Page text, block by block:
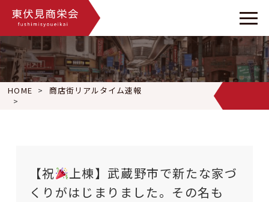
HOME
商店街リアルタイム速報
上棟】武蔵野市で新たな家づくりがはじまりました。そ
【祝
上棟】武蔵野市で新たな家づ
くりがはじまりました。その名も